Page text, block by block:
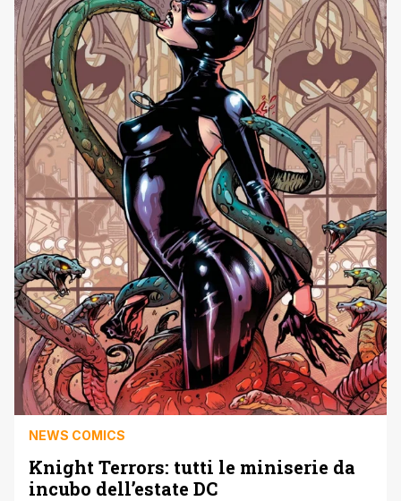
NEWS COMICS
Knight Terrors: tutti le miniserie da
incubo dell’estate DC